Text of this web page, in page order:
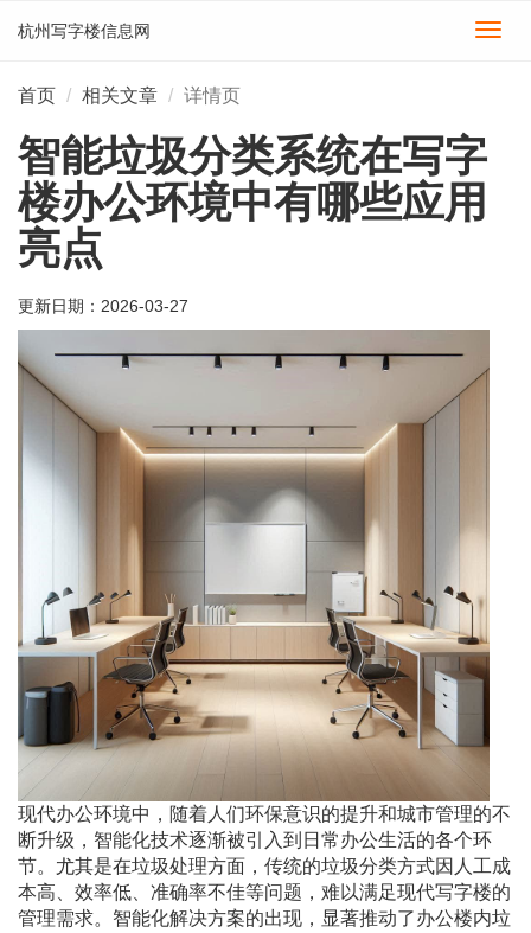
切
杭州写字楼信息网
首页 相关文章 详情页
智能垃圾分类系统在写字
楼办公环境中有哪些应用
亮点
更新日期： 2026-03-27
现代办公环境中，随着人们环保意识的提升和城市管理的不
断升级，智能化技术逐渐被引入到日常办公生活的各个环
节。尤其是在垃圾处理方面，传统的垃圾分类方式因人工成
本高、效率低、准确率不佳等问题，难以满足现代写字楼的
管理需求。智能化解决方案的出现，显著推动了办公楼内垃